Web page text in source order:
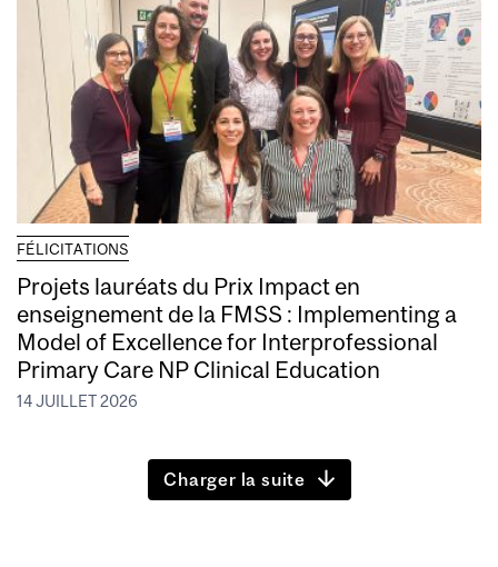
FÉLICITATIONS
Projets lauréats du Prix Impact en
enseignement de la FMSS : Implementing a
Model of Excellence for Interprofessional
Primary Care NP Clinical Education
14 JUILLET 2026
Charger la suite